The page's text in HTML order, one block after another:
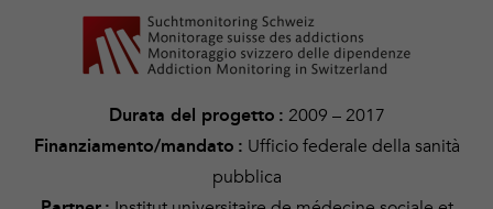
Durata del progetto : 2009 – 2017
Finanziamento/mandato : Ufficio federale della sanità
pubblica